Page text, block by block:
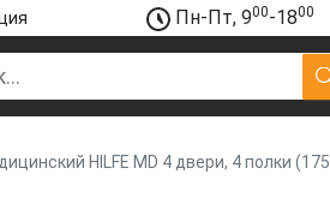
Пн-Пт, 900-1800
HILFE MD 4 двери, 4 полки